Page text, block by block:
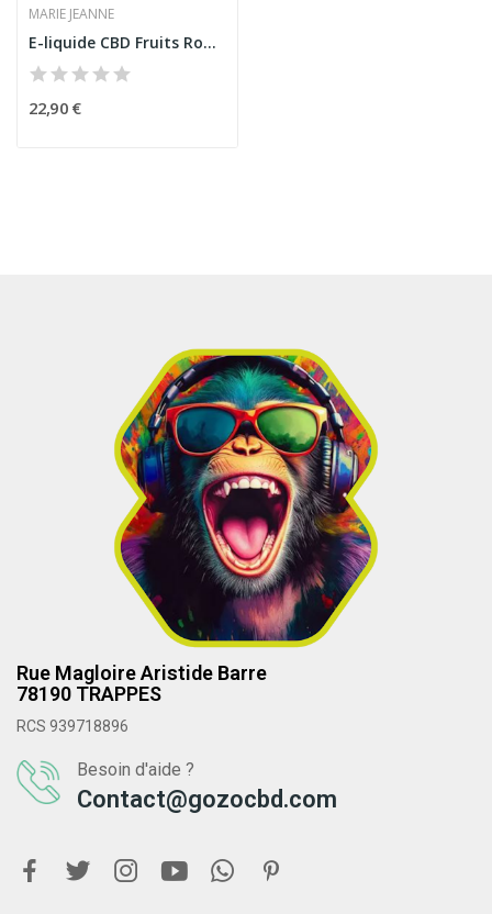
MARIE JEANNE
E-liquide CBD Fruits Rouges 50ml Marie Jeanne -...
22,90 €
Rue Magloire Aristide Barre
78190 TRAPPES
RCS 939718896
Besoin d'aide ?
Contact@gozocbd.com